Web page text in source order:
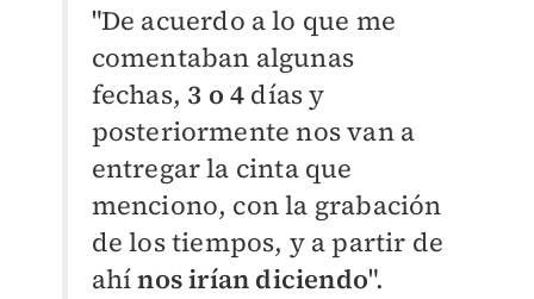
"De acuerdo a lo que me
comentaban algunas
fechas, 3 o 4 días y
posteriormente nos van a
entregar la cinta que
menciono, con la grabación
de los tiempos, y a partir de
ahínos irían diciendo".